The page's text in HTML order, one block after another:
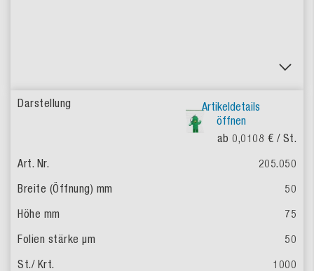
Artikeldetails
öffnen
ab 0,0108 € / St.
205.050
50
75
50
1000